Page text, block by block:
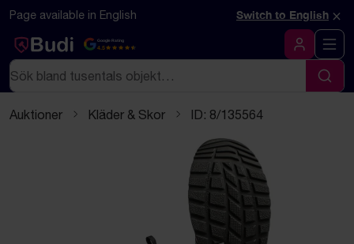
Hoppa till innehåll
Textbaserad (markdown) version av denna sida
Page available in English Switch to English ×
Google Rating
4.5
Logga in
Sök
Sök
Auktioner Kläder & Skor ID: 8/135564